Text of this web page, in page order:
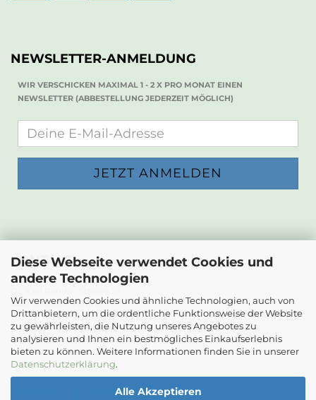
Diese Webseite verwendet Cookies und
andere Technologien
Wir verwenden Cookies und ähnliche Technologien, auch von
Drittanbietern, um die ordentliche Funktionsweise der Website
zu gewährleisten, die Nutzung unseres Angebotes zu
analysieren und Ihnen ein bestmögliches Einkaufserlebnis
bieten zu können. Weitere Informationen finden Sie in unserer
Datenschutzerklärung.
Alle Akzeptieren
NEWSLETTER-ANMELDUNG
WIR VERSCHICKEN MAXIMAL 1 - 2 X PRO MONAT EINEN
NEWSLETTER (ABBESTELLUNG JEDERZEIT MÖGLICH)
KONTAKT
Die Papierwerkstatt
2232 Deutsch-Wagram
Email: info@diepapierwerkstatt.at
Tel. +43 664 5261978
Kontaktformular